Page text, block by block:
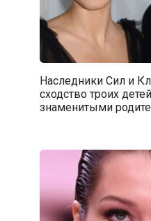
Наследники Сил и
сходство троих
знаменитыми